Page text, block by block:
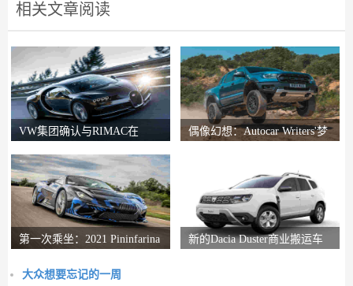
相关文章阅读
VW集团确认与RIMAC在
偶像幻想：Autocar Writers'梦
第一次乘坐：2021 Pininfarina
新的Dacia Duster商业搬运车
大众想要忘记的一周